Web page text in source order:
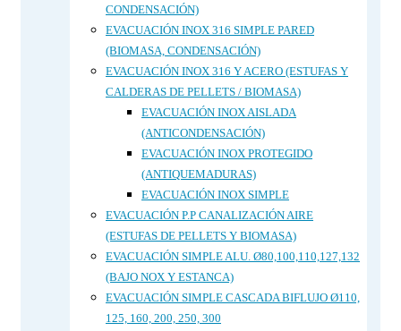
CONDENSACIÓN)
EVACUACIÓN INOX 316 SIMPLE PARED
(BIOMASA, CONDENSACIÓN)
EVACUACIÓN INOX 316 Y ACERO (ESTUFAS Y
CALDERAS DE PELLETS / BIOMASA)
EVACUACIÓN INOX AISLADA
(ANTICONDENSACIÓN)
EVACUACIÓN INOX PROTEGIDO
(ANTIQUEMADURAS)
EVACUACIÓN INOX SIMPLE
EVACUACIÓN P.P CANALIZACIÓN AIRE
(ESTUFAS DE PELLETS Y BIOMASA)
EVACUACIÓN SIMPLE ALU. Ø80,100,110,127,132
(BAJO NOX Y ESTANCA)
EVACUACIÓN SIMPLE CASCADA BIFLUJO Ø110,
125, 160, 200, 250, 300